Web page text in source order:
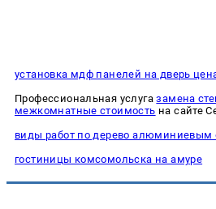
установка мдф панелей на дверь
Профессиональная услугазамена
межкомнатные стоимость на сайте
виды работ по дерево алюминиевым
гостиницы комсомольска на амуре